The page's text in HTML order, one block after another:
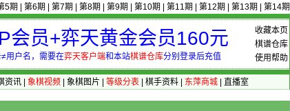
5期 第6期 第7期 第8期 第9期 第10期 第11期 第12期 第13期 第14期
收藏本页
棋谱仓库
使用帮助
会员+弈天黄金会员160元
用户名，需要在弈天客户端和本站棋谱仓库分别登录后充值
资讯| 象棋视频 象棋图片 等级分表| 棋手资料| 东萍商城| 直播室